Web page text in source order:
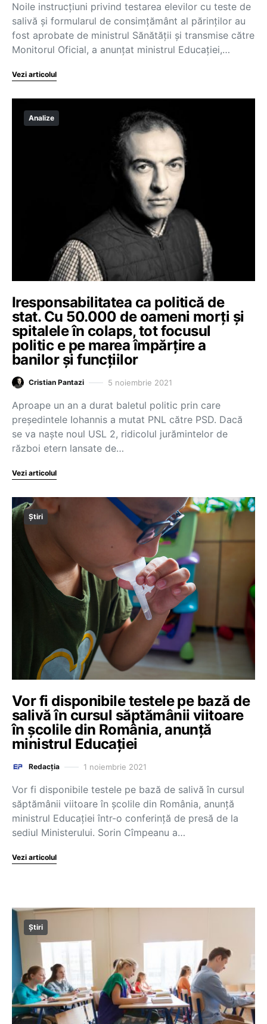
Noile instrucțiuni privind testarea elevilor cu teste de
salivă și formularul de consimțământ al părinților au
fost aprobate de ministrul Sănătății și transmise către
Monitorul Oficial, a anunțat ministrul Educației,…
Vezi articolul
Analize
Iresponsabilitatea ca politică de
stat. Cu 50.000 de oameni morți și
spitalele în colaps, tot focusul
politic e pe marea împărțire a
banilor și funcțiilor
Cristian Pantazi 5 noiembrie 2021
Aproape un an a durat baletul politic prin care
președintele Iohannis a mutat PNL către PSD. Dacă
se va naște noul USL 2, ridicolul jurămintelor de
război etern lansate de…
Vezi articolul
Știri
Vor fi disponibile testele pe bază de
salivă în cursul săptămânii viitoare
în școlile din România, anunță
ministrul Educației
Redacția 1 noiembrie 2021
Vor fi disponibile testele pe bază de salivă în cursul
săptămânii viitoare în școlile din România, anunță
ministrul Educației într-o conferință de presă de la
sediul Ministerului. Sorin Cîmpeanu a…
Vezi articolul
Știri